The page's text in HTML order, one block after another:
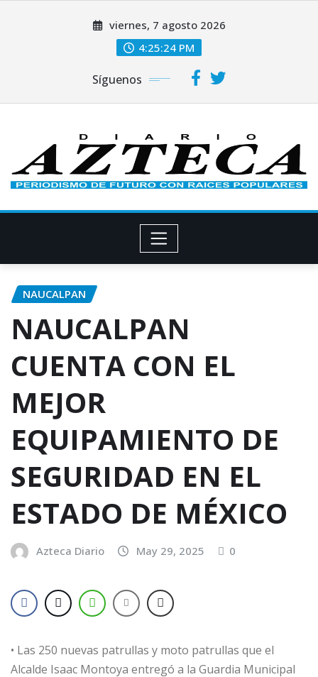
viernes, 7 agosto 2026
4:25:24 PM
Síguenos
NAUCALPAN
NAUCALPAN
CUENTA CON EL
MEJOR
EQUIPAMIENTO DE
SEGURIDAD EN EL
ESTADO DE MÉXICO
Azteca Diario May 29, 2025 0
•⁠ ⁠⁠Las 250 nuevas patrullas y moto patrullas que el
Alcalde Isaac Montoya entregó a la Guardia Municipal